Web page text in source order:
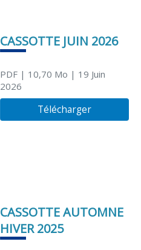
CASSOTTE JUIN 2026
PDF| 10,70 Mo | 19 Juin
2026
Télécharger
CASSOTTE AUTOMNE
HIVER 2025